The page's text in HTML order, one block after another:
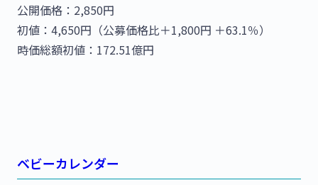
公開価格：2,850円
初値：4,650円（公募価格比＋1,800円 ＋63.1％）
時価総額初値：172.51億円
ベビーカレンダー